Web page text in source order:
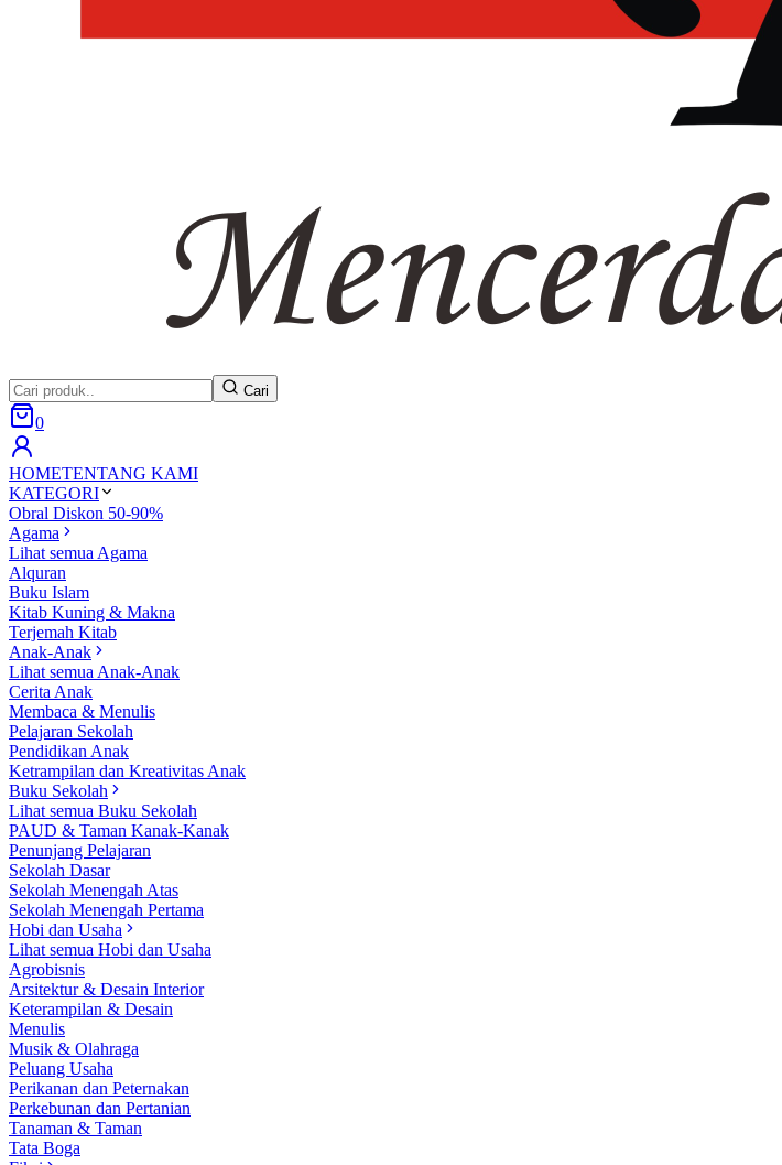
Cari
0
HOMETENTANG KAMI
KATEGORI
Obral Diskon 50-90%
Agama
Lihat semua Agama
Alquran
Buku Islam
Kitab Kuning & Makna
Terjemah Kitab
Anak-Anak
Lihat semua Anak-Anak
Cerita Anak
Membaca & Menulis
Pelajaran Sekolah
Pendidikan Anak
Ketrampilan dan Kreativitas Anak
Buku Sekolah
Lihat semua Buku Sekolah
PAUD & Taman Kanak-Kanak
Penunjang Pelajaran
Sekolah Dasar
Sekolah Menengah Atas
Sekolah Menengah Pertama
Hobi dan Usaha
Lihat semua Hobi dan Usaha
Agrobisnis
Arsitektur & Desain Interior
Keterampilan & Desain
Menulis
Musik & Olahraga
Peluang Usaha
Perikanan dan Peternakan
Perkebunan dan Pertanian
Tanaman & Taman
Tata Boga